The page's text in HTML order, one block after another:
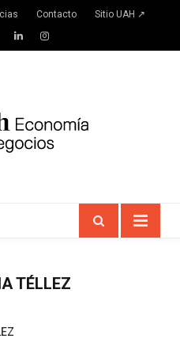
Contacto Sitio UAH ↗
LinkedInInstagram
TÉLLEZ